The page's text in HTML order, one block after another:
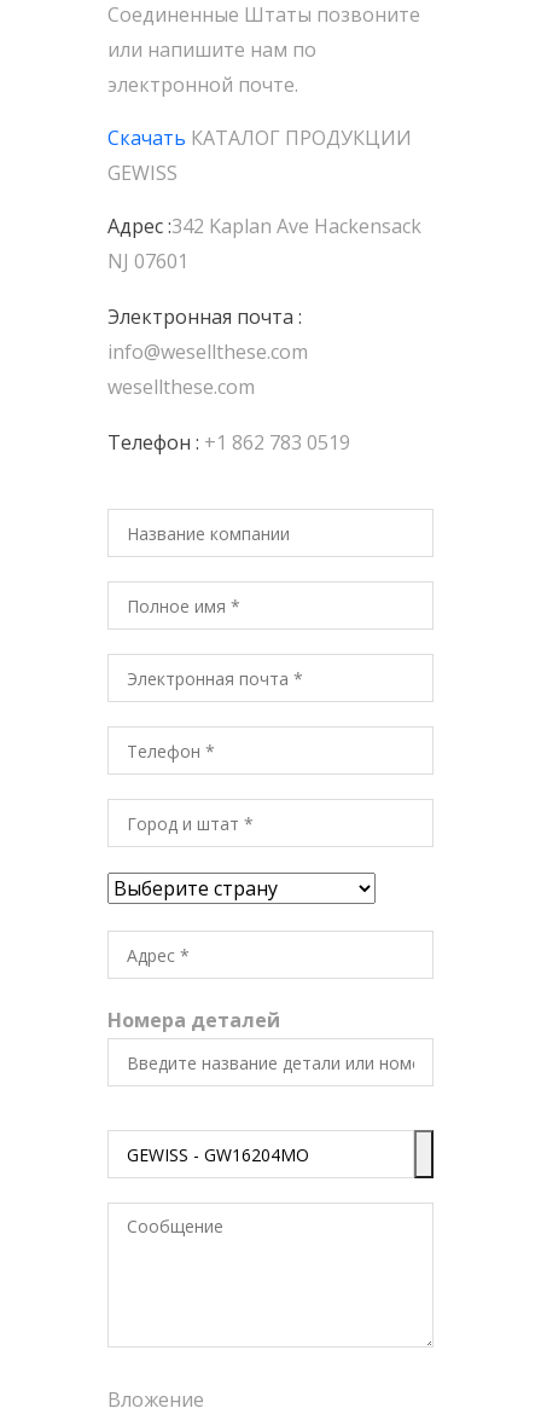
Соединенные Штаты позвоните
или напишите нам по
электронной почте.
Скачать КАТАЛОГ ПРОДУКЦИИ
GEWISS
Адрес :342 Kaplan Ave Hackensack
NJ 07601
Электронная почта :
info@wesellthese.com
wesellthese.com
Телефон : +1 862 783 0519
Номера деталей
Вложение